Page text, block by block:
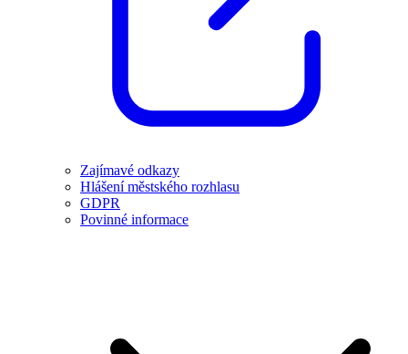
Zajímavé odkazy
Hlášení městského rozhlasu
GDPR
Povinné informace